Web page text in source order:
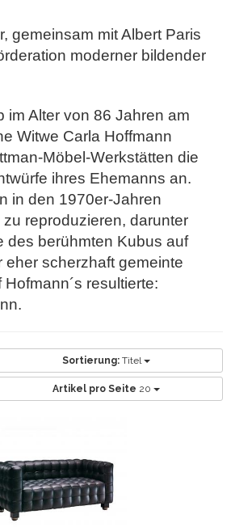
gemeinsam mit Albert Paris
moderner bildender
im Alter von 86 Jahren am
Witwe Carla Hoffmann
Möbel-Werkstätten die
ihres Ehemanns an.
in den 1970er-Jahren
reproduzieren, darunter
des berühmten Kubus auf
eher scherzhaft gemeinte
resultierte:
Sortierung: Titel
Artikel pro Seite 20